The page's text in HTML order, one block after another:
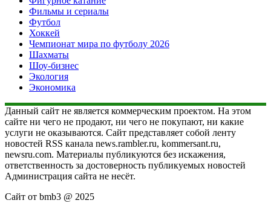
Фильмы и сериалы
Футбол
Хоккей
Чемпионат мира по футболу 2026
Шахматы
Шоу-бизнес
Экология
Экономика
Данный сайт не является коммерческим проектом. На этом
сайте ни чего не продают, ни чего не покупают, ни какие
услуги не оказываются. Сайт представляет собой ленту
новостей RSS канала news.rambler.ru, kommersant.ru,
newsru.com. Материалы публикуются без искажения,
ответственность за достоверность публикуемых новостей
Администрация сайта не несёт.
Сайт от bmb3 @ 2025